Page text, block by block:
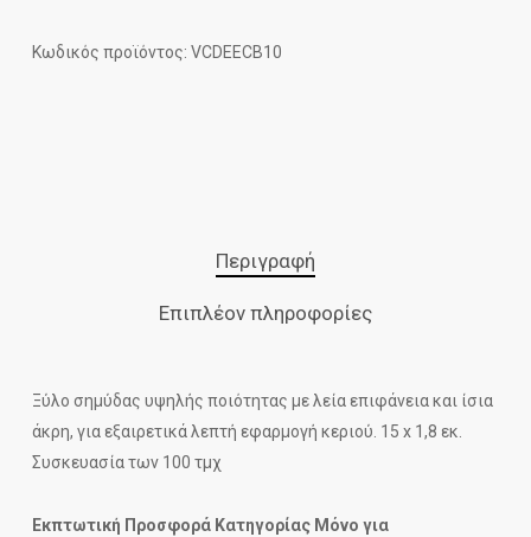
Κωδικός προϊόντος: VCDEECB10
Περιγραφή
Επιπλέον πληροφορίες
Ξύλο σημύδας υψηλής ποιότητας με λεία επιφάνεια και ίσια
άκρη, για εξαιρετικά λεπτή εφαρμογή κεριού. 15 x 1,8 εκ.
Συσκευασία των 100 τμχ
Εκπτωτική Προσφορά Κατηγορίας Μόνο για